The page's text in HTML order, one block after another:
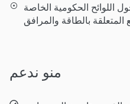
اللوائح الحكومية الخاصة
بالطاقة والمرافق
منو ندعم